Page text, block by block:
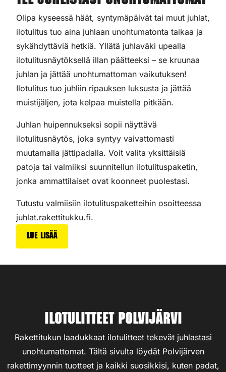
Olipa kyseessä häät, syntymäpäivät tai muut juhlat,
ilotulitus tuo aina juhlaan unohtumatonta taikaa ja
sykähdyttäviä hetkiä. Yllätä juhlaväki upealla
ilotulitusnäytöksellä illan päätteeksi – se kruunaa
juhlan ja jättää unohtumattoman vaikutuksen!
Ilotulitus tuo juhliin ripauksen luksusta ja jättää
muistijäljen, jota kelpaa muistella pitkään.
Juhlan huipennukseksi sopii näyttävä
ilotulitusnäytös, joka syntyy vaivattomasti
muutamalla jättipadalla. Voit valita yksittäisiä
patoja tai valmiiksi suunnitellun ilotulituspaketin,
jonka ammattilaiset ovat koonneet puolestasi.
Tutustu valmiisiin ilotulituspaketteihin osoitteessa
juhlat.rakettitukku.fi.
Lue lisää
Ilotulitteet Polvijärvi
Rakettitukun laadukkaat ilotulitteettekevät juhlastasi
unohtumattomat. Tältä sivulta löydät Polvijärven
rakettimyynnin tuotteet ja kaikki suosikkisi, kuten padat,